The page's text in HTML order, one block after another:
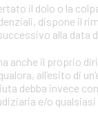
il dolo o la
dispone il
alla data
anche il proprio
all’esito di
debba invece
e/o